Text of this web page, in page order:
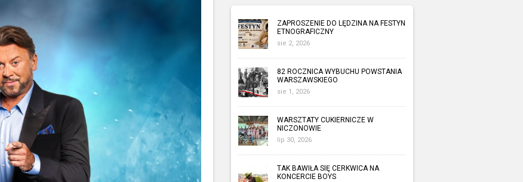
ZAPROSZENIE DO LĘDZINA NA FESTYN
ETNOGRAFICZNY
sie 2, 2026
82 ROCZNICA WYBUCHU POWSTANIA
WARSZAWSKIEGO
sie 1, 2026
WARSZTATY CUKIERNICZE W
NICZONOWIE
lip 30, 2026
TAK BAWIŁA SIĘ CERKWICA NA
KONCERCIE BOYS